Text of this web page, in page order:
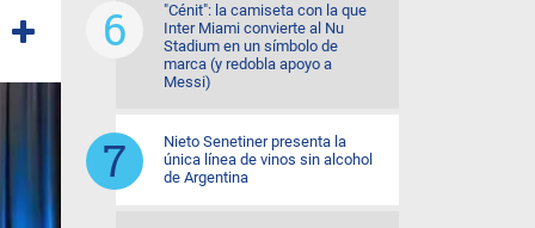
"Cénit": la camiseta con la que
Inter Miami convierte al Nu
Stadium en un símbolo de
marca (y redobla apoyo a
Messi)
Nieto Senetiner presenta la
única línea de vinos sin alcohol
de Argentina